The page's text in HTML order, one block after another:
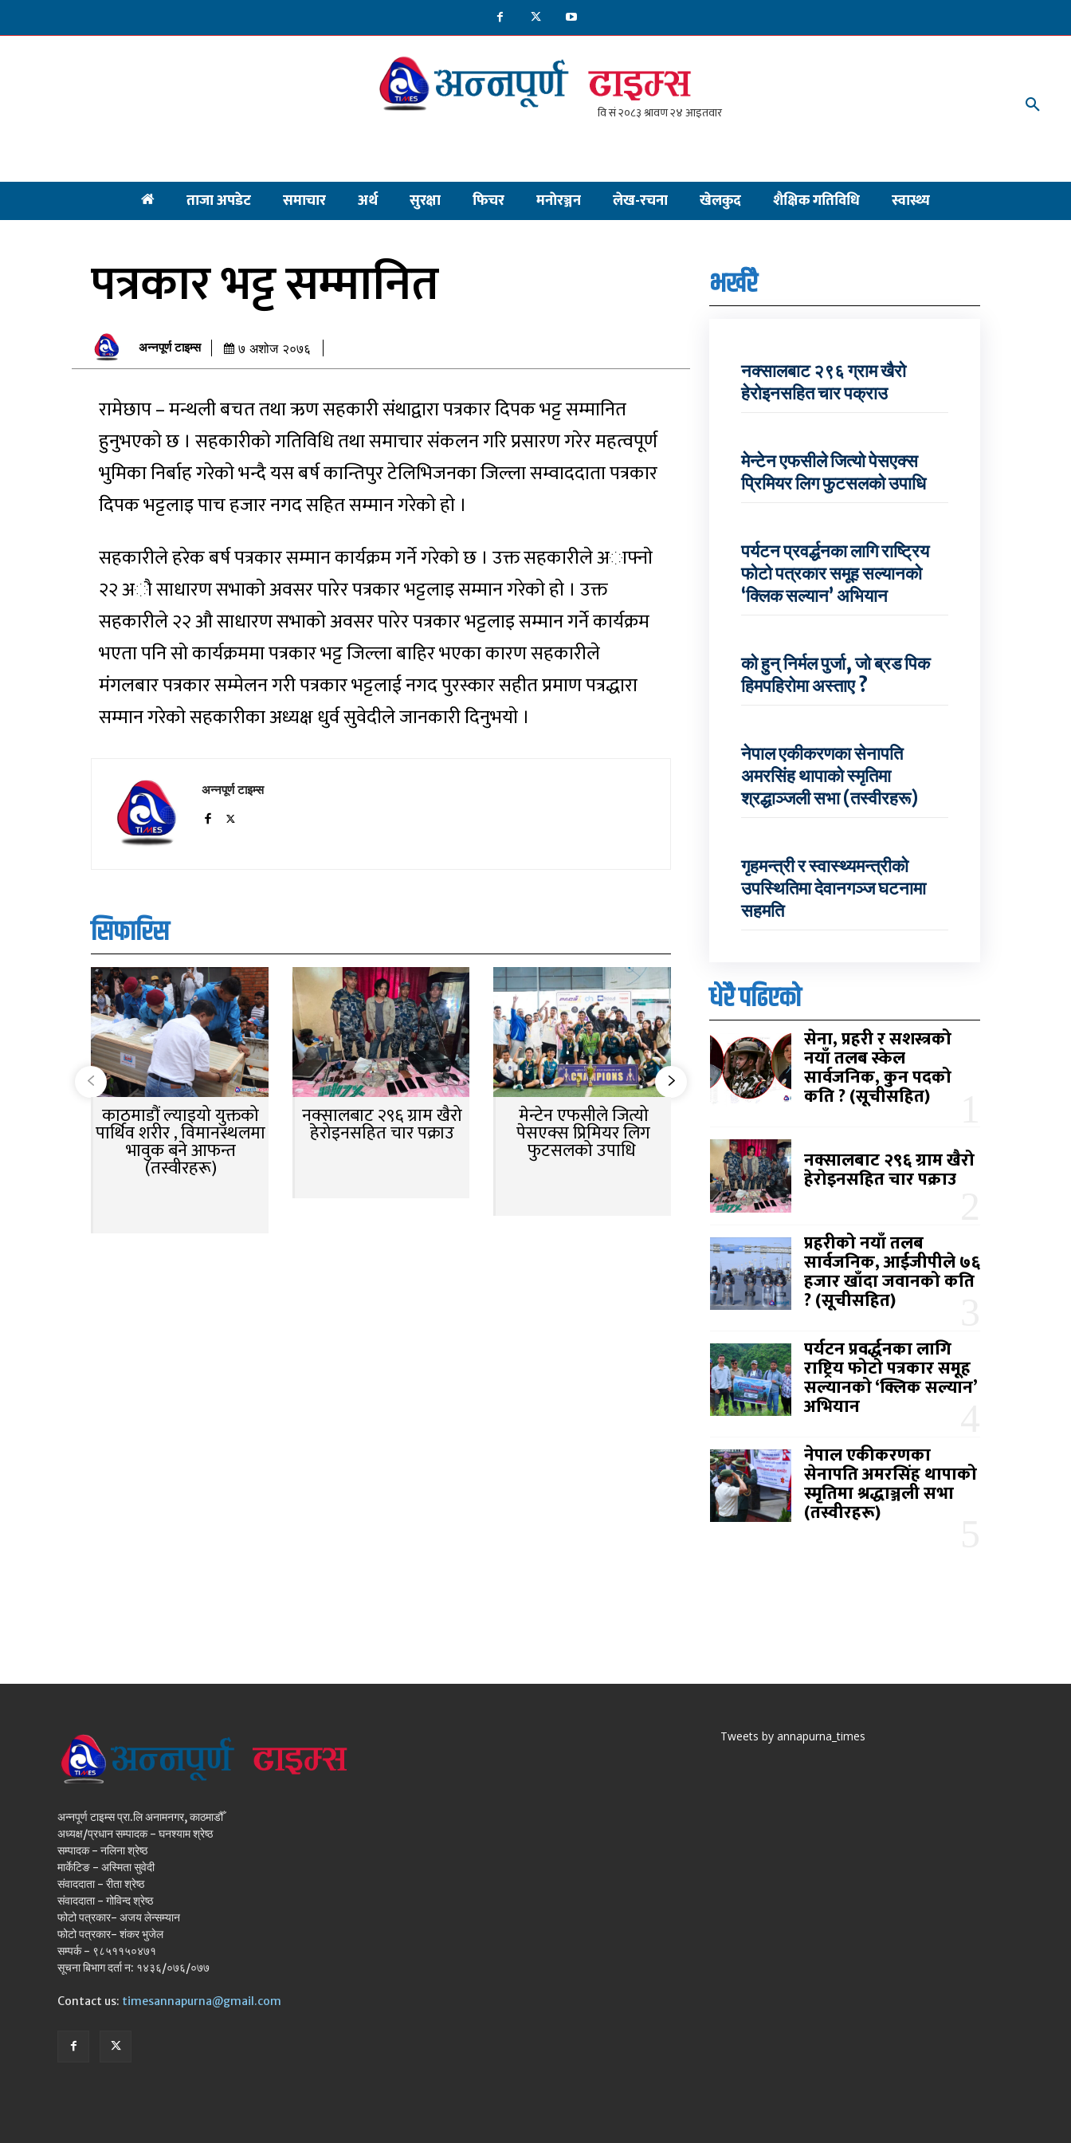
ताजा अपडेट समाचार अर्थ सुरक्षा फिचर मनाेरञ्जन लेख-रचना खेलकुद शैक्षिक गतिविधि स्वास्थ्य
पत्रकार भट्ट सम्मानित
अन्नपूर्ण टाइम्स ७ अशोज २०७६
रामेछाप – मन्थली बचत तथा ऋण सहकारी संथाद्वारा पत्रकार दिपक भट्ट सम्मानित
हुनुभएकाे छ । सहकारीकाे गतिविधि तथा समाचार संकलन गरि प्रसारण गरेर महत्वपूर्ण
भुमिका निर्बाह गरेकाे भन्दै यस बर्ष कान्तिपुर टेलिभिजनका जिल्ला सम्वाददाता पत्रकार
दिपक भट्टलाइ पाच हजार नगद सहित सम्मान गरेकाे हाे ।
सहकारीले हरेक बर्ष पत्रकार सम्मान कार्यक्रम गर्ने गरेकाे छ । उक्त सहकारीले अाफ्नाे
२२ अाै साधारण सभाकाे अवसर पारेर पत्रकार भट्टलाइ सम्मान गरेकाे हाे । उक्त
सहकारीले २२ औ साधारण सभाको अवसर पारेर पत्रकार भट्टलाइ सम्मान गर्ने कार्यक्रम
भएता पनि सो कार्यक्रममा पत्रकार भट्ट जिल्ला बाहिर भएका कारण सहकारीले
मंगलबार पत्रकार सम्मेलन गरी पत्रकार भट्टलाई नगद पुरस्कार सहीत प्रमाण पत्रद्धारा
सम्मान गरेकाे सहकारीका अध्यक्ष धुर्व सुवेदीले जानकारी दिनुभयाे ।
अन्नपूर्ण टाइम्स
सिफारिस
काठमाडौं ल्याइयो युक्तको
पार्थिव शरीर , विमानस्थलमा
भावुक बने आफन्त
(तस्वीरहरू)
नक्सालबाट २९६ ग्राम खैरो
हेरोइनसहित चार पक्राउ
मेन्टेन एफसीले जित्यो
पेसएक्स प्रिमियर लिग
फुटसलको उपाधि
भर्खरै
नक्सालबाट २९६ ग्राम खैरो
हेरोइनसहित चार पक्राउ
मेन्टेन एफसीले जित्यो पेसएक्स
प्रिमियर लिग फुटसलको उपाधि
पर्यटन प्रवर्द्धनका लागि राष्ट्रिय
फोटो पत्रकार समूह सल्यानको
‘क्लिक सल्यान’ अभियान
को हुन् निर्मल पुर्जा, जो ब्रड पिक
हिमपहिरोमा अस्ताए ?
नेपाल एकीकरणका सेनापति
अमरसिंह थापाको स्मृतिमा
श्रद्धाञ्जली सभा (तस्वीरहरू)
गृहमन्त्री र स्वास्थ्यमन्त्रीको
उपस्थितिमा देवानगञ्ज घटनामा
सहमति
धेरै पढिएको
सेना, प्रहरी र सशस्त्रको
नयाँ तलब स्केल
सार्वजनिक, कुन पदको
कति ? (सूचीसहित)
नक्सालबाट २९६ ग्राम खैरो
हेरोइनसहित चार पक्राउ
प्रहरीको नयाँ तलब
सार्वजनिक, आईजीपीले ७६
हजार खाँदा जवानको कति
? (सूचीसहित)
पर्यटन प्रवर्द्धनका लागि
राष्ट्रिय फोटो पत्रकार समूह
सल्यानको ‘क्लिक सल्यान’
अभियान
नेपाल एकीकरणका
सेनापति अमरसिंह थापाको
स्मृतिमा श्रद्धाञ्जली सभा
(तस्वीरहरू)
अन्नपूर्ण टाइम्स प्रा.लि अनामनगर, काठमाडौँ
अध्यक्ष/प्रधान सम्पादक - घनश्याम श्रेष्ठ
सम्पादक - नलिना श्रेष्ठ
मार्केटिङ - अस्मिता सुवेदी
संवाददाता - रीता श्रेष्ठ
संवाददाता - गोविन्द श्रेष्ठ
फोटो पत्रकार- अजय लेन्सम्यान
फोटो पत्रकार- शंकर भुजेल
सम्पर्क - ९८५११५०४७१
सूचना बिभाग दर्ता न: १४३६/०७६/०७७
Contact us: timesannapurna@gmail.com
Tweets by annapurna_times